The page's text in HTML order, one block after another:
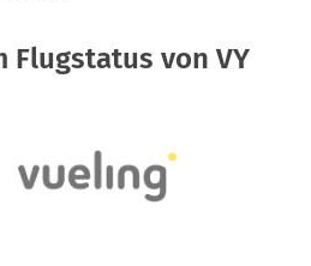
Flugstatus von VY